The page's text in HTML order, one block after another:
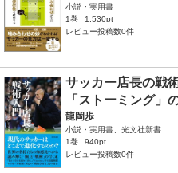
小説・実用書
1巻
1,530pt
レビュー投稿数0件
サッカー店長の戦
「ストーミング」
龍岡歩
小説・実用書、光文社新書
1巻
940pt
レビュー投稿数0件